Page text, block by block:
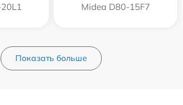
Midea D80-15F7
Показать больше